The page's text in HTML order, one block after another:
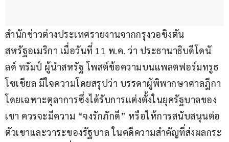
สำนักข่าวต่างประเทศรายงานจากกรุงวอชิงตัน
สหรัฐอเมริกา เมื่อวันที่ 11 พ.ค. ว่า ประธานาธิบดีโดนั
ลด์ ทรัมป์ ผู้นำสหรัฐ โพสต์ข้อความบนแพลตฟอร์มทรูธ
โซเชียล มีใจความโดยสรุปว่า บรรดาผู้พิพากษาศาลฎีกา
โดยเฉพาะตุลาการซึ่งได้รับการแต่งตั้งในยุครัฐบาลของ
เขา ควรจะมีความ “จงรักภักดี” หรือให้การสนับสนุนต่อ
ตัวเขาและวาระของรัฐบาล ในคดีความสำคัญที่ส่งผลกระ